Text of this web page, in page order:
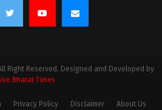
Right Reserved. Designed and Developed by
Bharat Times
Privacy Policy Disclaimer About Us